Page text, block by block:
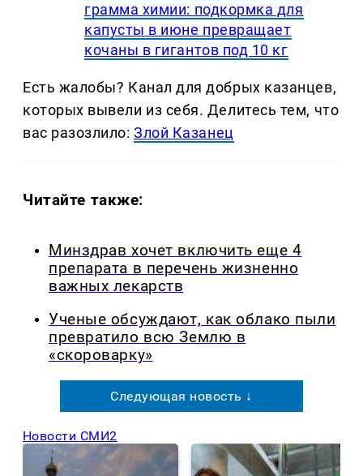
грамма химии: подкормка для
капусты в июне превращает
кочаны в гигантов под 10 кг
Есть жалобы? Канал для добрых казанцев,
которых вывели из себя. Делитеcь тем, что
вас разозлило:Злой Казанец
Читайте также:
Минздрав хочет включить еще 4
препарата в перечень жизненно
важных лекарств
Ученые обсуждают, как облако пыли
превратило всю Землю в
«скороварку»
Следующая новость ↓
Новости СМИ2